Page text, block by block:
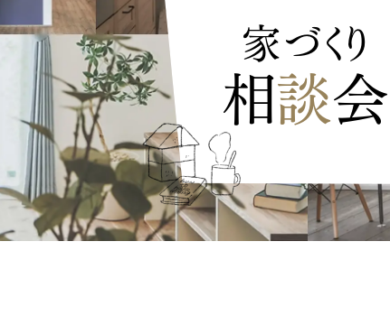
ナチュラル
家づくり
相談会